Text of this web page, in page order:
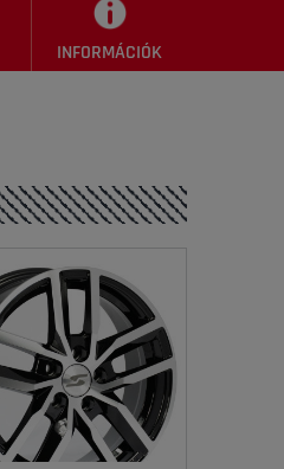
INFORMÁCIÓK